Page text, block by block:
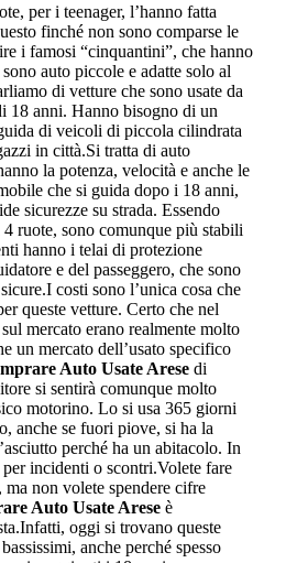
per i teenager, l’hanno fatta
finché non sono comparse le
i famosi “cinquantini”, che hanno
auto piccole e adatte solo al
di vetture che sono usate da
18 anni. Hanno bisogno di un
di veicoli di piccola cilindrata
in città.Si tratta di auto
la potenza, velocità e anche le
che si guida dopo i 18 anni,
sicurezze su strada. Essendo
ruote, sono comunque più stabili
hanno i telai di protezione
e del passeggero, che sono
costi sono l’unica cosa che
queste vetture. Certo che nel
mercato erano realmente molto
un mercato dell’usato specifico
Auto Usate Aresedi
si sentirà comunque molto
motorino. Lo si usa 365 giorni
anche se fuori piove, si ha la
perché ha un abitacolo. In
per incidenti o scontri.Volete fare
non volete spendere cifre
Auto Usate Areseè
oggi si trovano queste
anche perché spesso